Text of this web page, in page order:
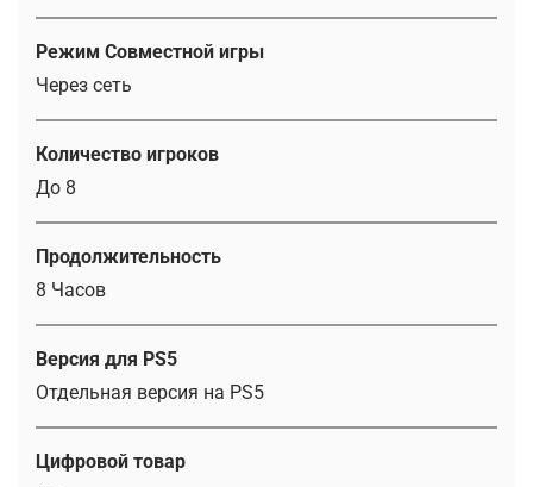
Режим Совместной игры
Через сеть
Количество игроков
До 8
Продолжительность
8 Часов
Версия для PS5
Отдельная версия на PS5
Цифровой товар